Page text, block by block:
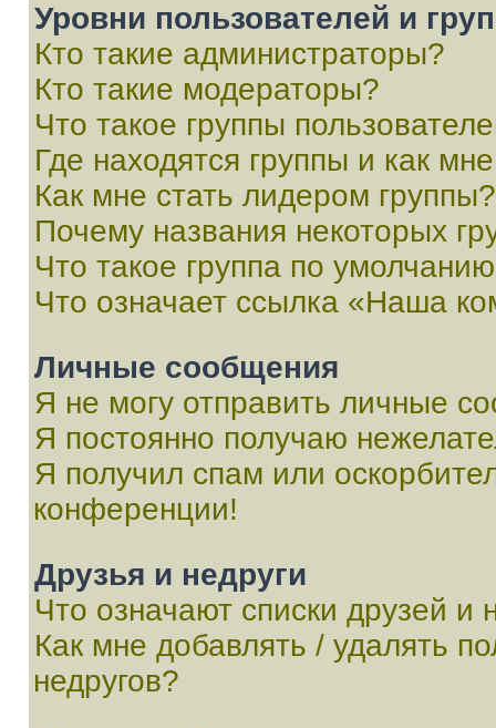
Уровни пользователей и
Кто такие администраторы?
Кто такие модераторы?
Что такое группы
Где находятся группы и как
Как мне стать лидером группы?
Почему названия некоторых
Что такое группа по
Что означает ссылка «Наша
Личные сообщения
Я не могу отправить личные
Я постоянно получаю
Я получил спам или
конференции!
Друзья и недруги
Что означают списки друзей и
Как мне добавлять / удалять
недругов?